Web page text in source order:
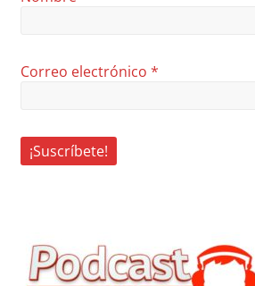
Correo electrónico*